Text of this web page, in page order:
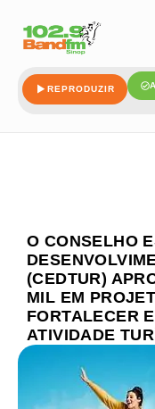
REPRODUZIR
O CONSELHO
(CEDTUR)
MIL EM
FORTALECER
ATIVIDADE